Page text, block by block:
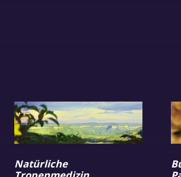
Natürliche